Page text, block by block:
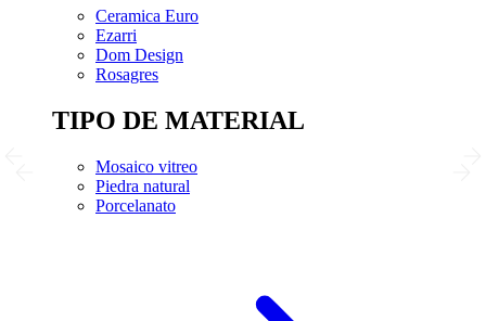
Ceramica Euro
Ezarri
Dom Design
Rosagres
TIPO DE MATERIAL
Mosaico vitreo
Piedra natural
Porcelanato